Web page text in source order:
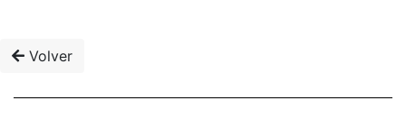
Volver